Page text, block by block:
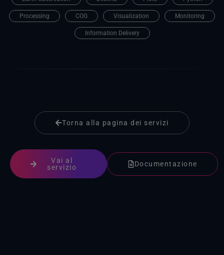
Processing COG Visualization Monitoring
Information Delivery
Torna alla pagina dei servizi
Vai al
servizio
Documentazione